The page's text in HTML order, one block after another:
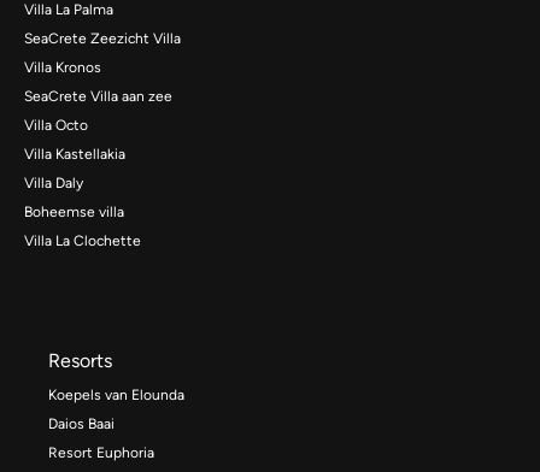
Villa La Palma
SeaCrete Zeezicht Villa
Villa Kronos
SeaCrete Villa aan zee
Villa Octo
Villa Kastellakia
Villa Daly
Boheemse villa
Villa La Clochette
Resorts
Koepels van Elounda
Daios Baai
Resort Euphoria